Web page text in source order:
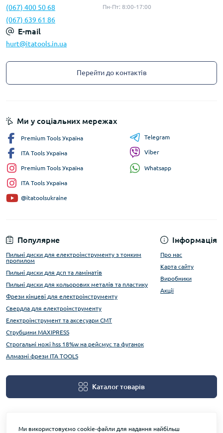
(067) 400 50 68
(067) 639 61 86
Пн-Пт: 8:00-17:00
E-mail
hurt@itatools.in.ua
Перейти до контактів
Популярне
Пильні диски для електроінструменту з тонким
пропилом
Пильні диски для дсп та ламінатів
Пильні диски для кольорових металів та пластику
Фрези кінцеві для електроінструменту
Свердла для електроінструменту
Електроінструмент та аксесуари CMT
Струбцини MAXIPRESS
Строгальні ножі hss 18%w на рейсмус та фуганок
Алмазні фрези ITA TOOLS
Інформація
Про нас
Карта сайту
Виробники
Акції
Каталог товарів
Ми у соціальних мережах
Premium Tools Україна
ITA Tools Україна
Premium Tools Україна
ITA Tools Україна
@itatoolsukraine
Telegram
Viber
Whatsapp
Ми використовуємо cookie-файли для надання найбільш